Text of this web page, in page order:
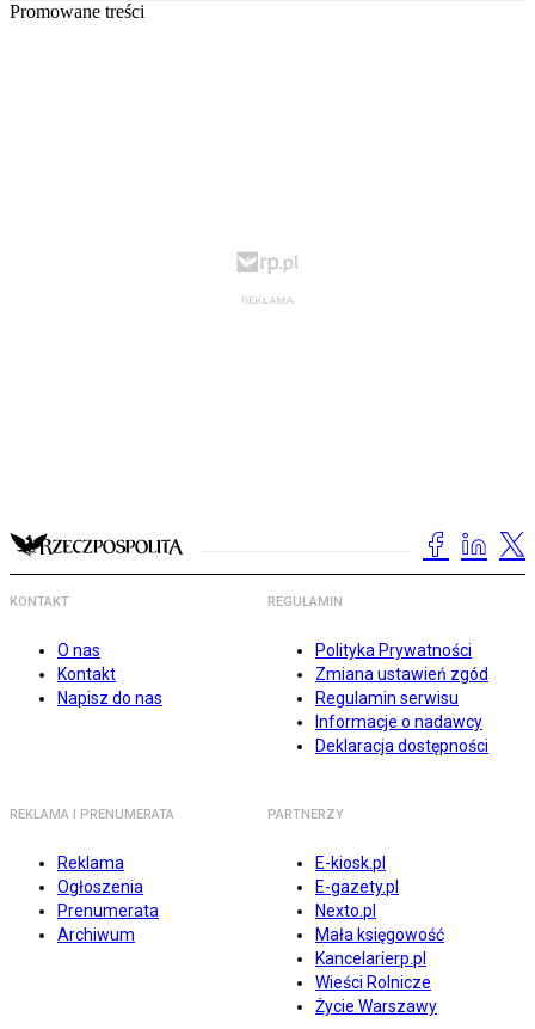
Promowane treści
KONTAKT
O nas
Kontakt
Napisz do nas
REGULAMIN
Polityka Prywatności
Zmiana ustawień zgód
Regulamin serwisu
Informacje o nadawcy
Deklaracja dostępności
REKLAMA I PRENUMERATA
Reklama
Ogłoszenia
Prenumerata
Archiwum
PARTNERZY
E-kiosk.pl
E-gazety.pl
Nexto.pl
Mała księgowość
Kancelarierp.pl
Wieści Rolnicze
Życie Warszawy